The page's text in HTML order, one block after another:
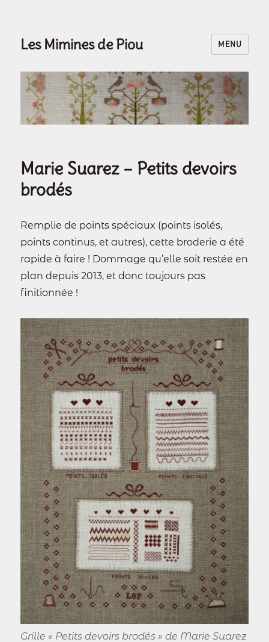
Les Mimines de Piou MENU
Marie Suarez – Petits devoirs
brodés
Remplie de points spéciaux (points isolés,
points continus, et autres), cette broderie a été
rapide à faire ! Dommage qu’elle soit restée en
plan depuis 2013, et donc toujours pas
finitionnée !
Grille « Petits devoirs brodés » de Marie Suarez